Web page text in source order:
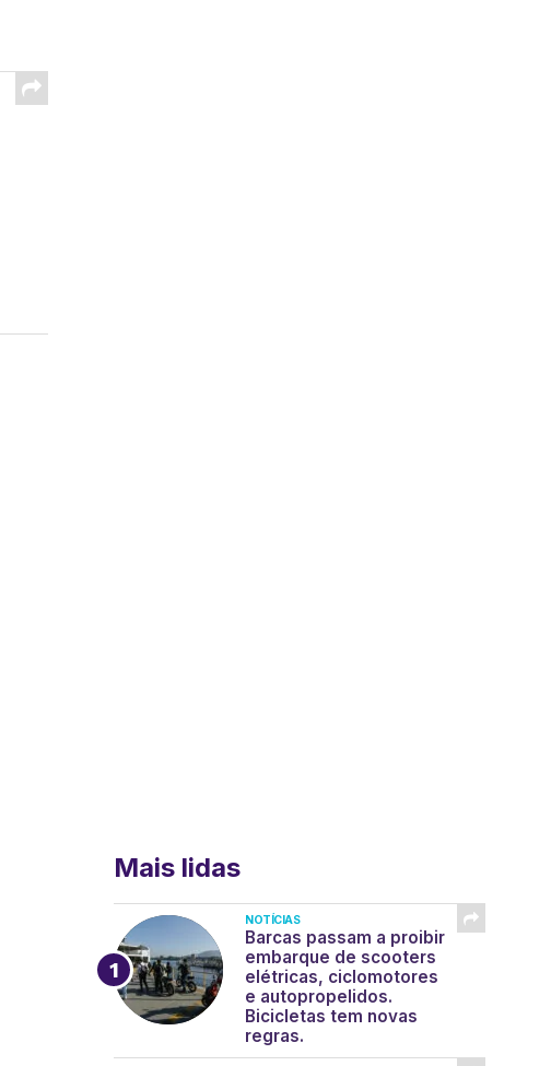
Mais lidas
NOTÍCIAS
Barcas passam a proibir
embarque de scooters
elétricas, ciclomotores
e autopropelidos.
Bicicletas tem novas
regras.